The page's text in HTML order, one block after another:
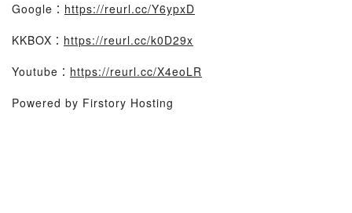
Google： https://reurl.cc/Y6ypxD
KKBOX： https://reurl.cc/k0D29x
Youtube： https://reurl.cc/X4eoLR
Powered by Firstory Hosting